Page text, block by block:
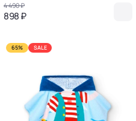
4 490 ₽
898 ₽
65% SALE